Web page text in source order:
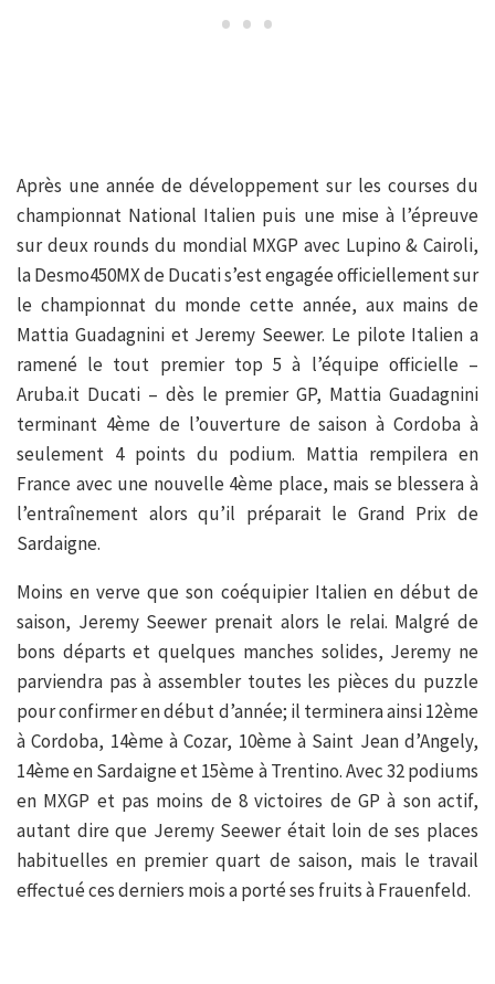
Après une année de développement sur les courses du
championnat National Italien puis une mise à l’épreuve
sur deux rounds du mondial MXGP avec Lupino & Cairoli,
la Desmo450MX de Ducati s’est engagée officiellement sur
le championnat du monde cette année, aux mains de
Mattia Guadagnini et Jeremy Seewer. Le pilote Italien a
ramené le tout premier top 5 à l’équipe officielle –
Aruba.it Ducati – dès le premier GP, Mattia Guadagnini
terminant 4ème de l’ouverture de saison à Cordoba à
seulement 4 points du podium. Mattia rempilera en
France avec une nouvelle 4ème place, mais se blessera à
l’entraînement alors qu’il préparait le Grand Prix de
Sardaigne.
Moins en verve que son coéquipier Italien en début de
saison, Jeremy Seewer prenait alors le relai. Malgré de
bons départs et quelques manches solides, Jeremy ne
parviendra pas à assembler toutes les pièces du puzzle
pour confirmer en début d’année; il terminera ainsi 12ème
à Cordoba, 14ème à Cozar, 10ème à Saint Jean d’Angely,
14ème en Sardaigne et 15ème à Trentino. Avec 32 podiums
en MXGP et pas moins de 8 victoires de GP à son actif,
autant dire que Jeremy Seewer était loin de ses places
habituelles en premier quart de saison, mais le travail
effectué ces derniers mois a porté ses fruits à Frauenfeld.